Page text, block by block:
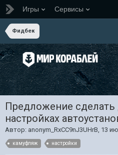
Игры Сервисы
Фидбек
Предложение
настройках
Автор: anonym_RxCC9nJ3UHrB, 13
камуфляж настройки